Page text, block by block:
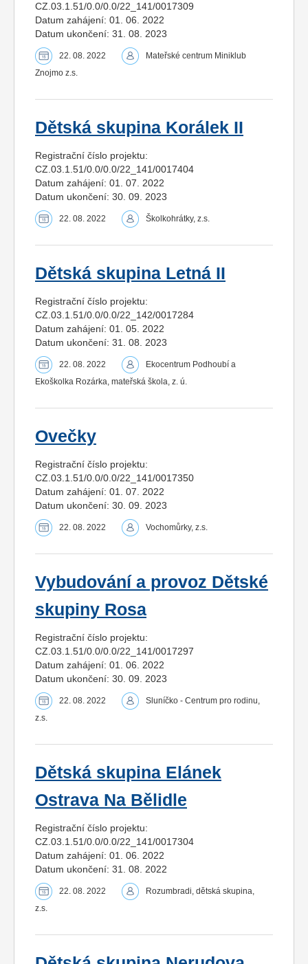
CZ.03.1.51/0.0/0.0/22_141/0017309
Datum zahájení: 01. 06. 2022
Datum ukončení: 31. 08. 2023
22. 08. 2022
Mateřské centrum Miniklub
Znojmo z.s.
Dětská skupina Korálek II
Registrační číslo projektu:
CZ.03.1.51/0.0/0.0/22_141/0017404
Datum zahájení: 01. 07. 2022
Datum ukončení: 30. 09. 2023
22. 08. 2022 Školkohrátky, z.s.
Dětská skupina Letná II
Registrační číslo projektu:
CZ.03.1.51/0.0/0.0/22_142/0017284
Datum zahájení: 01. 05. 2022
Datum ukončení: 31. 08. 2023
22. 08. 2022
Ekocentrum Podhoubí a
Ekoškolka Rozárka, mateřská škola, z. ú.
Ovečky
Registrační číslo projektu:
CZ.03.1.51/0.0/0.0/22_141/0017350
Datum zahájení: 01. 07. 2022
Datum ukončení: 30. 09. 2023
22. 08. 2022 Vochomůrky, z.s.
Vybudování a provoz Dětské
skupiny Rosa
Registrační číslo projektu:
CZ.03.1.51/0.0/0.0/22_141/0017297
Datum zahájení: 01. 06. 2022
Datum ukončení: 30. 09. 2023
22. 08. 2022
Sluníčko - Centrum pro rodinu,
z.s.
Dětská skupina Elánek
Ostrava Na Bělidle
Registrační číslo projektu:
CZ.03.1.51/0.0/0.0/22_141/0017304
Datum zahájení: 01. 06. 2022
Datum ukončení: 31. 08. 2022
22. 08. 2022
Rozumbradi, dětská skupina,
z.s.